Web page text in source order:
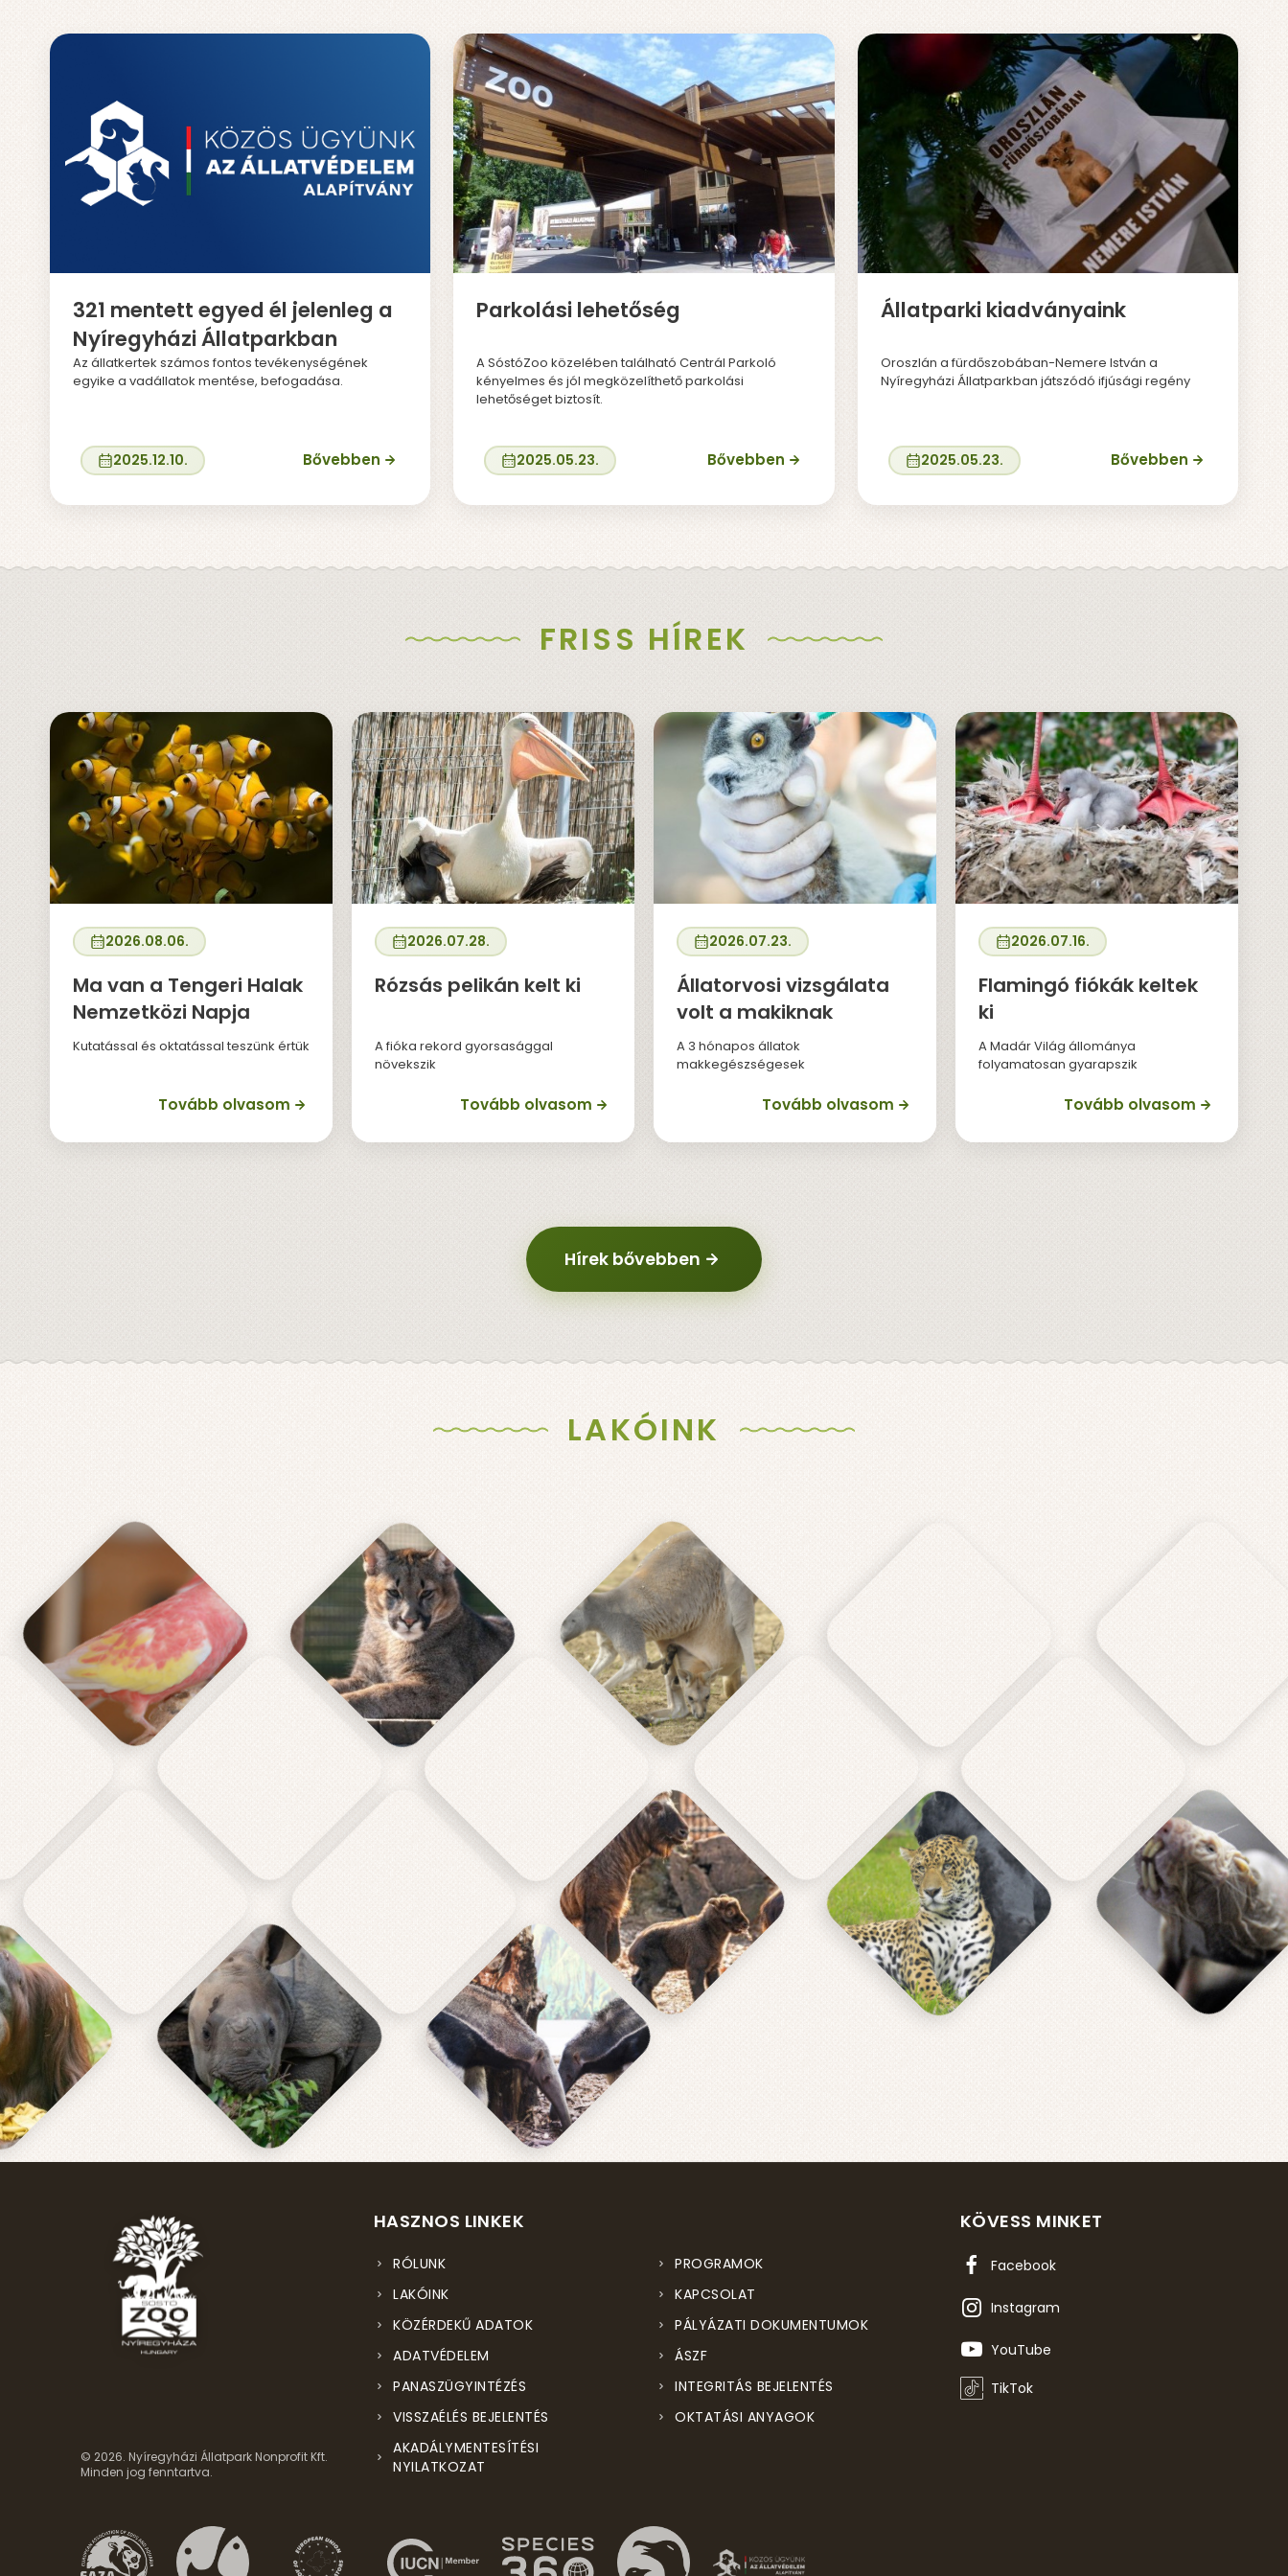
321 mentett egyed él jelenleg a
Nyíregyházi Állatparkban
Az állatkertek számos fontos tevékenységének
egyike a vadállatok mentése, befogadása.
2025.12.10. Bővebben
Parkolási lehetőség
A SóstóZoo közelében található Centrál Parkoló
kényelmes és jól megközelíthető parkolási
lehetőséget biztosít.
2025.05.23. Bővebben
Állatparki kiadványaink
Oroszlán a fürdőszobában-Nemere István a
Nyíregyházi Állatparkban játszódó ifjúsági regény
2025.05.23. Bővebben
FRISS HÍREK
2026.08.06.
Ma van a Tengeri Halak
Nemzetközi Napja
Kutatással és oktatással teszünk értük
Tovább olvasom
2026.07.28.
Rózsás pelikán kelt ki
A fióka rekord gyorsasággal
növekszik
Tovább olvasom
2026.07.23.
Állatorvosi vizsgálata
volt a makiknak
A 3 hónapos állatok
makkegészségesek
Tovább olvasom
2026.07.16.
Flamingó fiókák keltek
ki
A Madár Világ állománya
folyamatosan gyarapszik
Tovább olvasom
Hírek bővebben
LAKÓINK
© 2026. Nyíregyházi Állatpark Nonprofit Kft.
Minden jog fenntartva.
HASZNOS LINKEK
RÓLUNK
PROGRAMOK
LAKÓINK
KAPCSOLAT
KÖZÉRDEKŰ ADATOK
PÁLYÁZATI DOKUMENTUMOK
ADATVÉDELEM
ÁSZF
PANASZÜGYINTÉZÉS
INTEGRITÁS BEJELENTÉS
VISSZAÉLÉS BEJELENTÉS
OKTATÁSI ANYAGOK
AKADÁLYMENTESÍTÉSI
NYILATKOZAT
KÖVESS MINKET
Facebook
Instagram
YouTube
TikTok